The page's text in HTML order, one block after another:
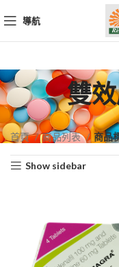
導航
雙
首頁 商品列表 商品
Show sidebar